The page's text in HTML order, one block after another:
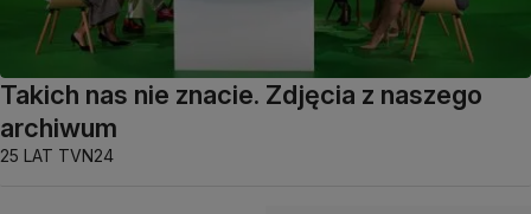
Takich nas nie znacie. Zdjęcia z naszego
archiwum
25 LAT TVN24